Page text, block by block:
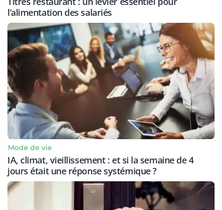
l’alimentation des salariés
Mode de vie
IA, climat, vieillissement : et si la semaine de 4
jours était une réponse systémique ?